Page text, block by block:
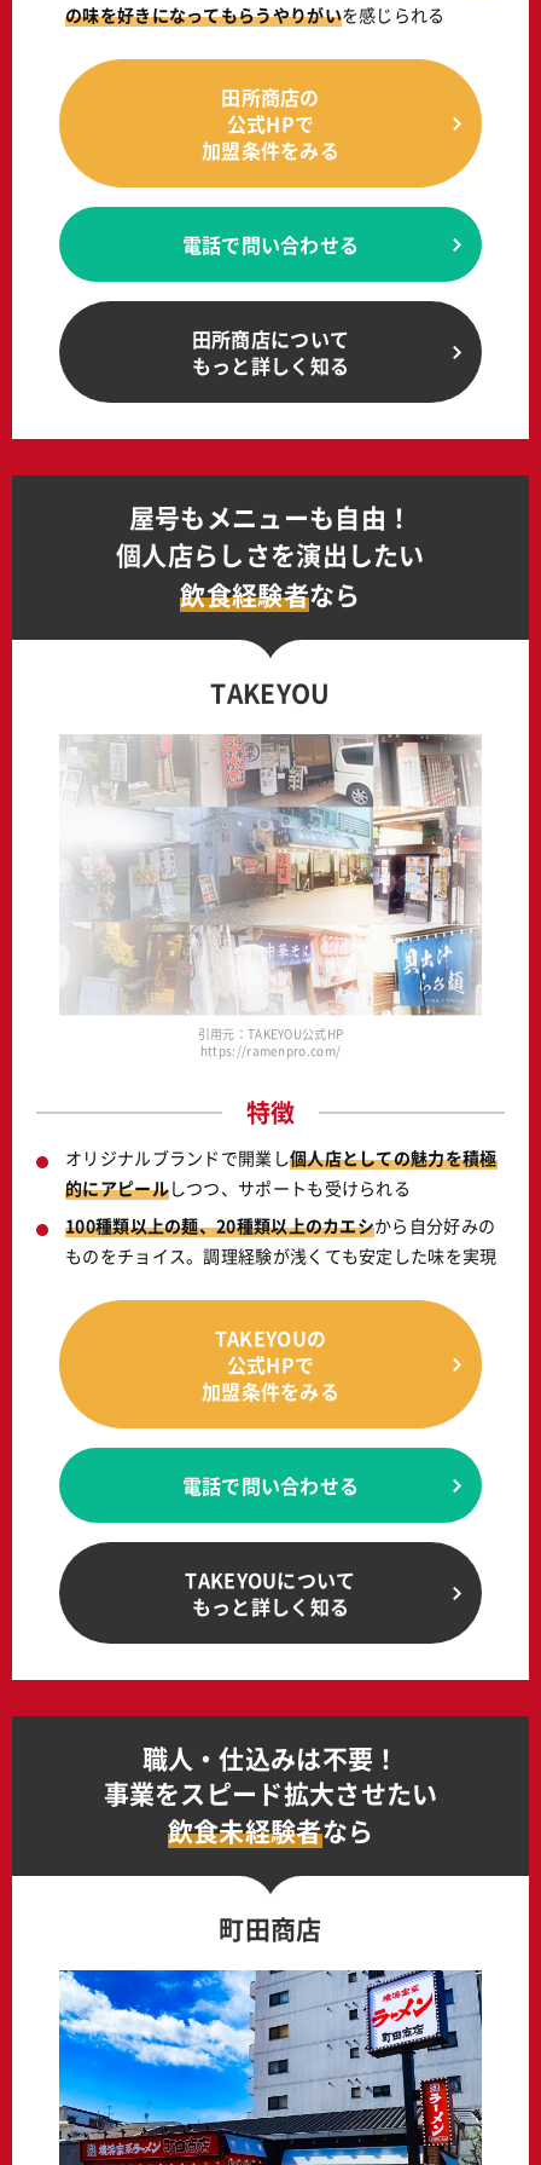
の味を好きになってもらうやりがいを感じられる
田所商店の
公式HPで
加盟条件をみる
電話で問い合わせる
田所商店について
もっと詳しく知る
屋号もメニューも自由！
個人店らしさを演出したい
飲食経験者なら
TAKEYOU
引用元：TAKEYOU公式HP
https://ramenpro.com/
特徴
オリジナルブランドで開業し個人店としての魅力を積極
的にアピールしつつ、サポートも受けられる
100種類以上の麺、20種類以上のカエシから自分好みの
ものをチョイス。調理経験が浅くても安定した味を実現
TAKEYOUの
公式HPで
加盟条件をみる
電話で問い合わせる
TAKEYOUについて
もっと詳しく知る
職人・仕込みは不要！
事業をスピード拡大させたい
飲食未経験者なら
町田商店